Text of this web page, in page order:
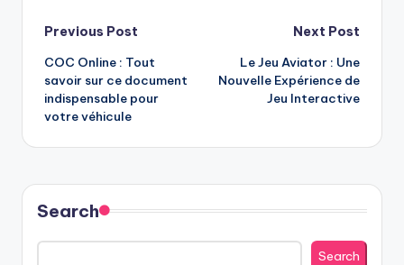
Post
navigation
Previous Post
COC Online : Tout
savoir sur ce document
indispensable pour
votre véhicule
Next Post
Le Jeu Aviator : Une
Nouvelle Expérience de
Jeu Interactive
Search
Search